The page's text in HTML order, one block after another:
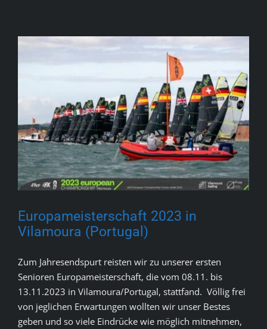
Europameisterschaft 2023 in
Vilamoura (Portugal)
Zum Jahresendspurt reisten wir zu unserer ersten
Senioren Europameisterschaft, die vom 08.11. bis
13.11.2023 in Vilamoura/Portugal, stattfand. Völlig frei
von jeglichen Erwartungen wollten wir unser Bestes
geben und so viele Eindrücke wie möglich mitnehmen,